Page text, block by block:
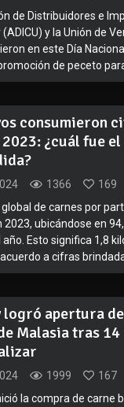
de Distribuidores e
y la Unión de
en este Día
de peceto
consumieron
¿cuál fue
1366
169
global de carnes por
ubicándose en
Esto significa 1,8
a cifras
logró apertura
Malasia tras 14
1999
167
la compra de carne